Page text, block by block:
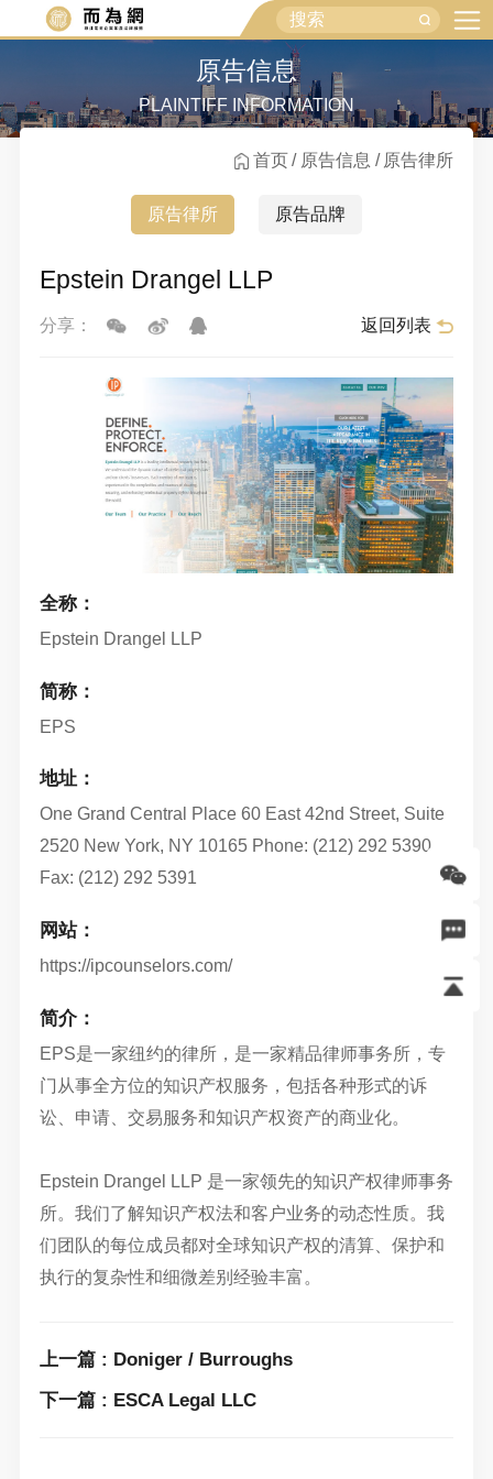
原告信息
PLAINTIFF INFORMATION
首页 原告信息 原告律所
原告律所 原告品牌
Epstein Drangel LLP
分享： 返回列表
全称：
Epstein Drangel LLP
简称：
EPS
地址：
One Grand Central Place 60 East 42nd Street, Suite
2520 New York, NY 10165 Phone: (212) 292 5390
Fax: (212) 292 5391
网站：
https://ipcounselors.com/
简介：
EPS是一家纽约的律所，是一家精品律师事务所，专
门从事全方位的知识产权服务，包括各种形式的诉
讼、申请、交易服务和知识产权资产的商业化。
Epstein Drangel LLP 是一家领先的知识产权律师事务
所。我们了解知识产权法和客户业务的动态性质。我
们团队的每位成员都对全球知识产权的清算、保护和
执行的复杂性和细微差别经验丰富。
上一篇 : Doniger / Burroughs
下一篇 : ESCA Legal LLC